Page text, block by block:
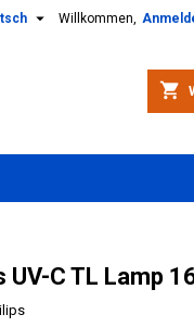
Willkommen,

shopping_cart
UV-C TL Lamp